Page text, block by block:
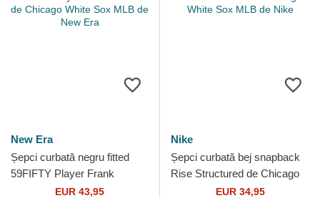
New Era
Șepci curbată negru fitted
59FIFTY Player Frank
Thomas de Chicago White
EUR 43,95
Nike
Șepci curbată bej snapback
Rise Structured de Chicago
White Sox MLB de Nike
EUR 34,95